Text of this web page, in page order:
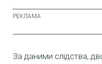
За даними слідства,